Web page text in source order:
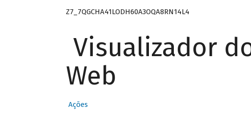
Z7_7QGCHA41LODH60A3OQA8RN14L4
Visualizador
Web
Ações